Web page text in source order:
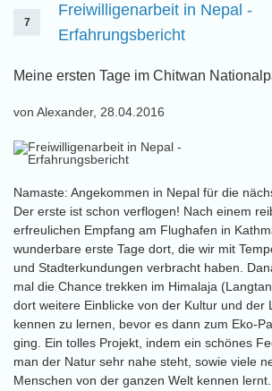
7
Freiwilligenarbeit in Nepal -
Erfahrungsbericht
Meine ersten Tage im Chitwan
von Alexander, 28.04.2016
Namaste: Angekommen in Nepal für die
Der erste ist schon verflogen! Nach einem
erfreulichen Empfang am Flughafen in
wunderbare erste Tage dort, die wir mit
und Stadterkundungen verbracht haben.
mal die Chance trekken im Himalaja
dort weitere Einblicke von der Kultur und der
kennen zu lernen, bevor es dann zum Eko-
ging. Ein tolles Projekt, indem ein schönes
man der Natur sehr nahe steht, sowie viele
Menschen von der ganzen Welt kennen